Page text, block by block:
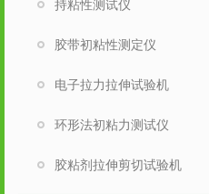
持粘性测试仪
胶带初粘性测定仪
电子拉力拉伸试验机
环形法初粘力测试仪
胶粘剂拉伸剪切试验机